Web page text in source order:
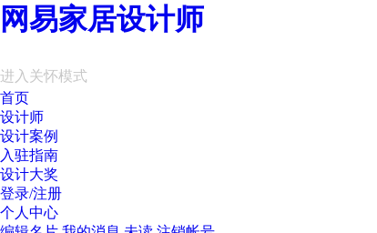
网易家居设计师
进入关怀模式
首页
设计师
设计案例
入驻指南
设计大奖
登录/注册
个人中心